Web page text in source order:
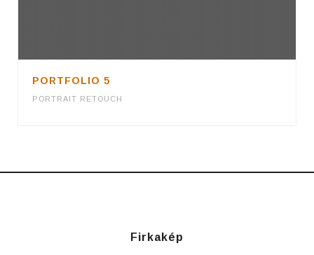
PORTFOLIO 5
PORTRAIT RETOUCH
Firkakép